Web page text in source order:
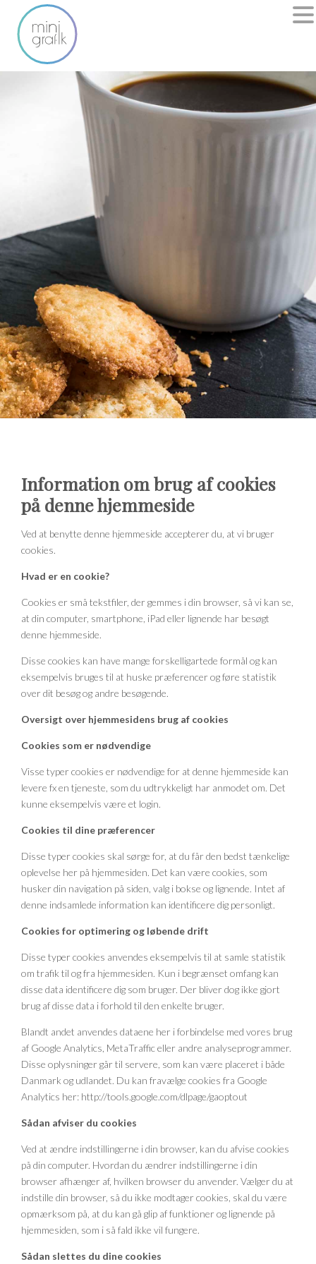
Information om brug af cookies
på denne hjemmeside
Ved at benytte denne hjemmeside accepterer du, at vi bruger
cookies.
Hvad er en cookie?
Cookies er små tekstfiler, der gemmes i din browser, så vi kan se,
at din computer, smartphone, iPad eller lignende har besøgt
denne hjemmeside.
Disse cookies kan have mange forskelligartede formål og kan
eksempelvis bruges til at huske præferencer og føre statistik
over dit besøg og andre besøgende.
Oversigt over hjemmesidens brug af cookies
Cookies som er nødvendige
Visse typer cookies er nødvendige for at denne hjemmeside kan
levere fx en tjeneste, som du udtrykkeligt har anmodet om. Det
kunne eksempelvis være et login.
Cookies til dine præferencer
Disse typer cookies skal sørge for, at du får den bedst tænkelige
oplevelse her på hjemmesiden. Det kan være cookies, som
husker din navigation på siden, valg i bokse og lignende. Intet af
denne indsamlede information kan identificere dig personligt.
Cookies for optimering og løbende drift
Disse typer cookies anvendes eksempelvis til at samle statistik
om trafik til og fra hjemmesiden. Kun i begrænset omfang kan
disse data identificere dig som bruger. Der bliver dog ikke gjort
brug af disse data i forhold til den enkelte bruger.
Blandt andet anvendes dataene her i forbindelse med vores brug
af Google Analytics, MetaTraffic eller andre analyseprogrammer.
Disse oplysninger går til servere, som kan være placeret i både
Danmark og udlandet. Du kan fravælge cookies fra Google
Analytics her: http://tools.google.com/dlpage/gaoptout
Sådan afviser du cookies
Ved at ændre indstillingerne i din browser, kan du afvise cookies
på din computer. Hvordan du ændrer indstillingerne i din
browser afhænger af, hvilken browser du anvender. Vælger du at
indstille din browser, så du ikke modtager cookies, skal du være
opmærksom på, at du kan gå glip af funktioner og lignende på
hjemmesiden, som i så fald ikke vil fungere.
Sådan slettes du dine cookies